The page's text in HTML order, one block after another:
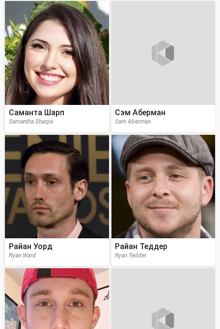
Саманта Шарп
Samantha Sharpe
Сэм Аберман
Sam Aberman
Райан Уорд
Ryan Ward
Райан Теддер
Ryan Tedder